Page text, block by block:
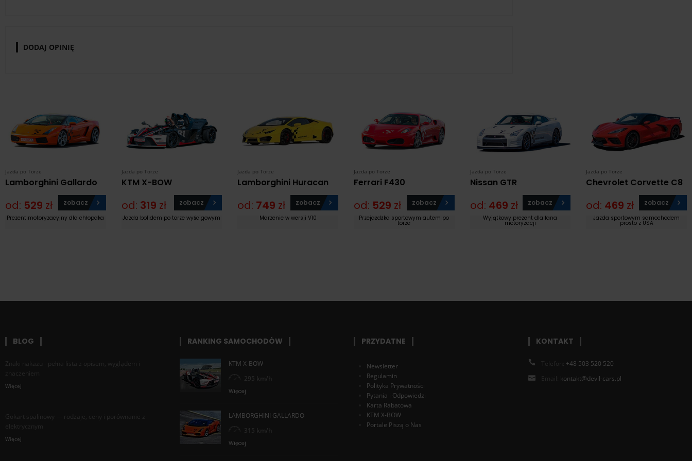
DODAJ OPINIĘ
Jazda po Torze
Lamborghini Gallardo
od: 529 zł zobacz
Prezent motoryzacyjny dla chłopaka
Jazda po Torze
KTM X-BOW
od: 319 zł zobacz
Jazda bolidem po torze wyścigowym
Jazda po Torze
Lamborghini Huracan
od: 749 zł zobacz
Marzenie w wersji V10
Jazda po Torze
Ferrari F430
od: 529 zł zobacz
Przejażdżka sportowym autem po
torze
Jazda po Torze
Nissan GTR
od: 469 zł zobacz
Wyjątkowy prezent dla fana
motoryzacji
Jazda po Torze
Chevrolet Corvette C8
od: 469 zł zobacz
Jazda sportowym samochodem
prosto z USA
BLOG
Znaki nakazu - pełna lista z opisem, wyglądem i
znaczeniem
Więcej
Gokart spalinowy — rodzaje, ceny i porównanie z
elektrycznym
Więcej
RANKING SAMOCHODÓW
KTM X-BOW
295 km/h
Więcej
LAMBORGHINI GALLARDO
315 km/h
Więcej
PRZYDATNE
Newsletter
Regulamin
Polityka Prywatności
Pytania i Odpowiedzi
Karta Rabatowa
KTM X-BOW
Portale Piszą o Nas
KONTAKT
Telefon: +48 503 520 520
Email: kontakt@devil-cars.pl